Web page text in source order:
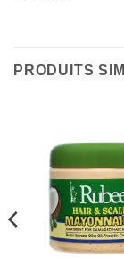
PRODUITS